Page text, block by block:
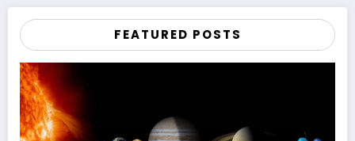
FEATURED POSTS